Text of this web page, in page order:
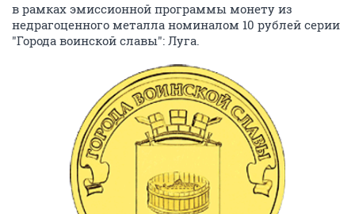
в рамках эмиссионной программы монету из
недрагоценного металла номиналом 10 рублей серии
"Города воинской славы": Луга.